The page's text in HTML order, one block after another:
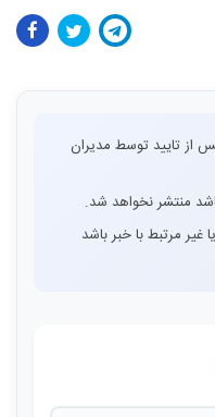
از تایید توسط مدیران
منتشر نخواهد شد.
غیر مرتبط با خبر باشد